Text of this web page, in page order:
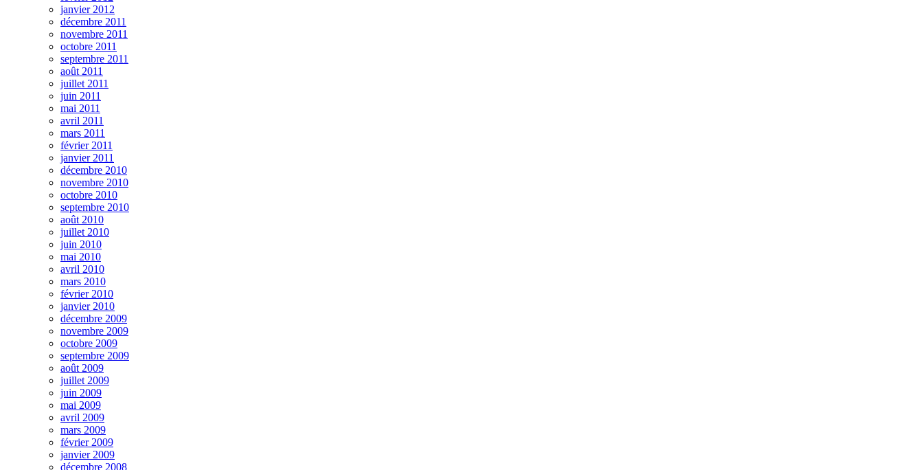
janvier 2012
décembre 2011
novembre 2011
octobre 2011
septembre 2011
août 2011
juillet 2011
juin 2011
mai 2011
avril 2011
mars 2011
février 2011
janvier 2011
décembre 2010
novembre 2010
octobre 2010
septembre 2010
août 2010
juillet 2010
juin 2010
mai 2010
avril 2010
mars 2010
février 2010
janvier 2010
décembre 2009
novembre 2009
octobre 2009
septembre 2009
août 2009
juillet 2009
juin 2009
mai 2009
avril 2009
mars 2009
février 2009
janvier 2009
décembre 2008